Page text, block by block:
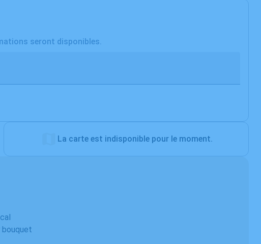
seront disponibles.
La carte est indisponible pour le moment.
bouquet